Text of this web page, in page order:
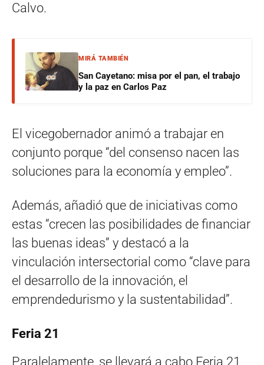
Calvo.
MIRÁ TAMBIÉN
San Cayetano: misa por el pan, el trabajo
y la paz en Carlos Paz
El vicegobernador animó a trabajar en
conjunto porque “del consenso nacen las
soluciones para la economía y empleo”.
Además, añadió que de iniciativas como
estas “crecen las posibilidades de financiar
las buenas ideas” y destacó a la
vinculación intersectorial como “clave para
el desarrollo de la innovación, el
emprendedurismo y la sustentabilidad”.
Feria 21
Paralelamente, se llevará a cabo Feria 21,